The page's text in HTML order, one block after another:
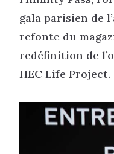
gala parisien de
refonte du
redéfinition de
HEC Life Project.